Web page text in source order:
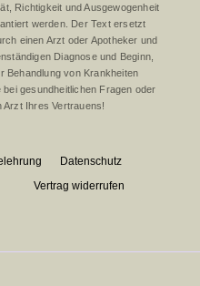
Richtigkeit und Ausgewogenheit
werden. Der Text ersetzt
einen Arzt oder Apotheker und
Diagnose und Beginn,
Behandlung von Krankheiten
gesundheitlichen Fragen oder
Arzt Ihres Vertrauens!
Datenschutz
Vertrag widerrufen